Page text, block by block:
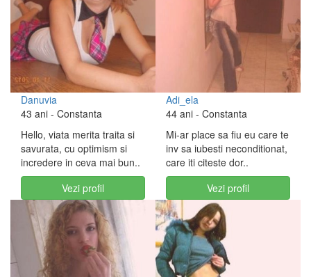
Danuvia
43 ani - Constanta
Hello, viata merita traita si
savurata, cu optimism si
incredere in ceva mai bun..
Vezi profil
Adi_ela
44 ani - Constanta
Mi-ar place sa fiu eu care te
inv sa iubesti neconditionat,
care iti citeste dor..
Vezi profil